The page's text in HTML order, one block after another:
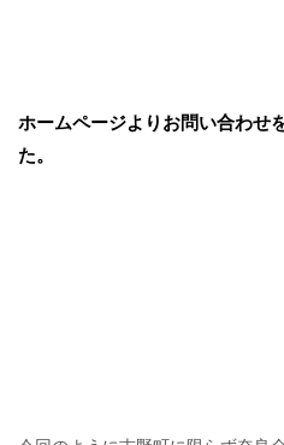
ホームページよりお問い合わせ
た。